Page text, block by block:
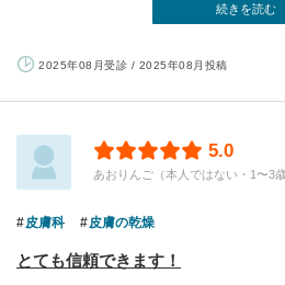
続きを読む
2025年08月受診 / 2025年08月投稿
5.0
あおりんご（本人ではない・1〜3
皮膚科 皮膚の乾燥
とても信頼できます！